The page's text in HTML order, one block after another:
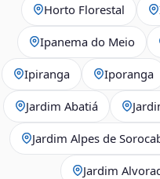
Horto Florestal
Ipanema do Meio
Ipiranga Iporanga
Jardim Abatiá
Jardim Alpes de
Jardim